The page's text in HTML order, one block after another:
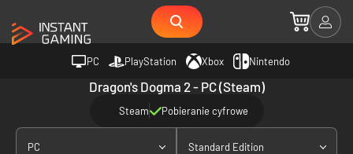
PC PlayStation Xbox Nintendo
Dragon's Dogma 2 - PC (Steam)
Steam Pobieranie cyfrowe
PC Standard Edition